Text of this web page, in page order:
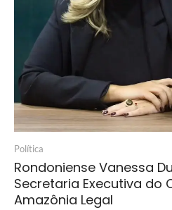
Política
Rondoniense Vanessa
Secretaria Executiva do
Amazônia Legal